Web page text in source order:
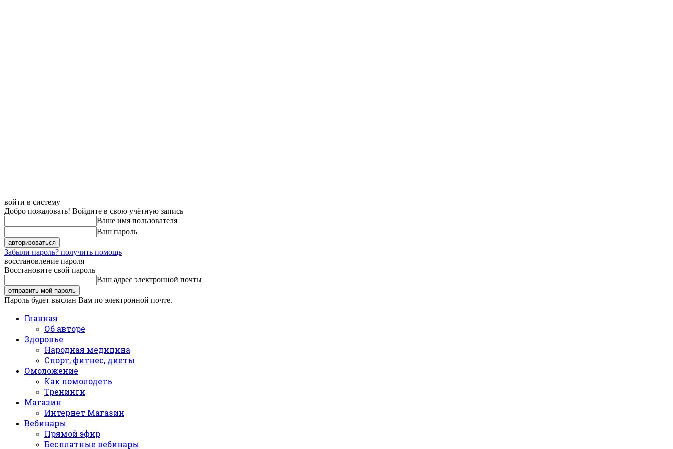
войти в систему
Добро пожаловать! Войдите в свою учётную запись
Ваше имя пользователя
Ваш пароль
Забыли пароль? получить помощь
восстановление пароля
Восстановите свой пароль
Ваш адрес электронной почты
Пароль будет выслан Вам по электронной почте.
Главная
Об авторе
Здоровье
Народная медицина
Спорт, фитнес, диеты
Омоложение
Как помолодеть
Тренинги
Магазин
Интернет Магазин
Вебинары
Прямой эфир
Бесплатные вебинары